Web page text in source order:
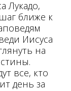
Лукадо,
ближе к
Иисуса
на
все, кто
день за